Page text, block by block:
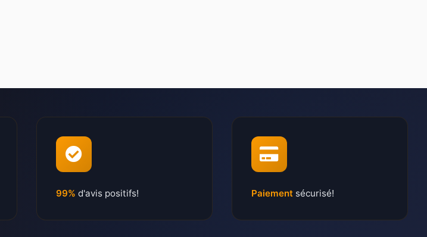
99% d'avis positifs! Paiement sécurisé!